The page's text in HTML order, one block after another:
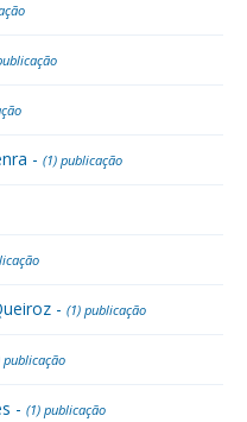
- (1) publicação
- (1) publicação
publicação
- (1) publicação